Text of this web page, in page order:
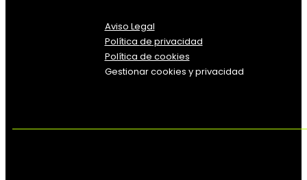
Aviso Legal
Política de privacidad
Política de cookies
Gestionar cookies y privacidad